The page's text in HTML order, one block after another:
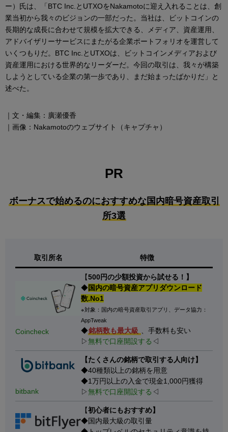
ー）氏は、「BTC Inc.とUTXOをNakamotoに迎え入れることは、創
業当初から我々のビジョンの一部だった。当社は、ビットコインの
長期的な成長に合わせて規模を拡大できる、メディア、資産運用、
アドバイザリーサービスにまたがる企業ポートフォリオを運営して
いくつもりだ。BTC Inc.とUTXOは、ビットコインメディアおよび
資産運用における世界的なリーダーだ。今回の取引は、我々が構築
しようとしている企業の第一歩であり、まだ始まったばかりだ」と
述べた。
｜文・編集：廣瀬優香
｜画像：Nakamotoのウェブサイト（キャプチャ）
PR
ボーナスで始めるのにおすすめな国内暗号資産取引
所3選
取引所名 特徴
Coincheck
【500円の少額投資から試せる！】
◆国内の暗号資産アプリダウンロード
数.No1
※対象：国内の暗号資産取引アプリ、データ協力：
AppTweak
◆銘柄数も最大級 、手数料も安い
▷無料で口座開設する ◁
bitbank
【たくさんの銘柄で取引する人向け】
◆40種類以上の銘柄を用意
◆1万円以上の入金で現金1,000円獲得
▷無料で口座開設する ◁
【初心者にもおすすめ】
◆国内最大級の取引量